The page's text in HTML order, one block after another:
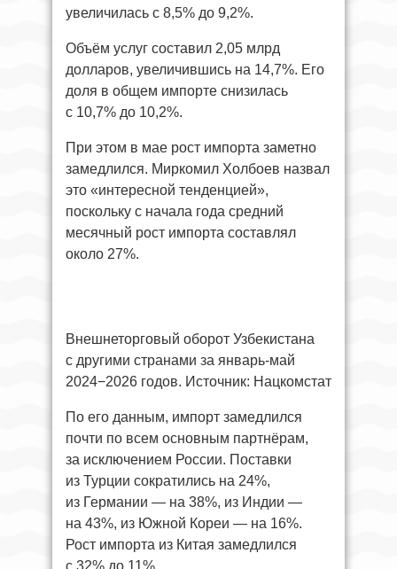
увеличилась с 8,5% до 9,2%.
Объём услуг составил 2,05 млрд
долларов, увеличившись на 14,7%. Его
доля в общем импорте снизилась
с 10,7% до 10,2%.
При этом в мае рост импорта заметно
замедлился. Миркомил Холбоев назвал
это «интересной тенденцией»,
поскольку с начала года средний
месячный рост импорта составлял
около 27%.
Внешнеторговый оборот Узбекистана
с другими странами за январь-май
2024−2026 годов. Источник: Нацкомстат
По его данным, импорт замедлился
почти по всем основным партнёрам,
за исключением России. Поставки
из Турции сократились на 24%,
из Германии — на 38%, из Индии —
на 43%, из Южной Кореи — на 16%.
Рост импорта из Китая замедлился
с 32% до 11%.